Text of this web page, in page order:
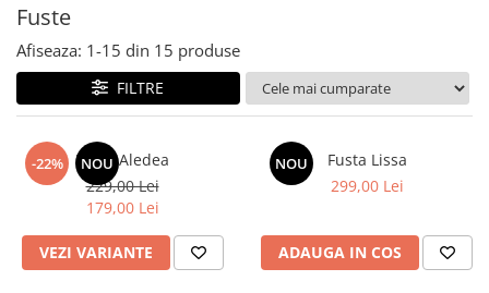
Rochii de seara
Rochii de zi
Bride to be
Rochii elegante
Compleuri
Compleuri sport
Compleuri elegante
Salopete
Fuste
Afiseaza: 1-15 din 15 produse
FILTRE
-22% NOU
Fusta Aledea
229,00 Lei
179,00 Lei
VEZI VARIANTE
NOU
Fusta Lissa
299,00 Lei
ADAUGA IN COS